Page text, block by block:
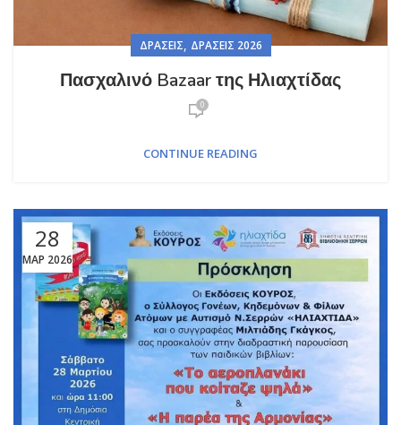
ΔΡΆΣΕΙΣ, ΔΡΆΣΕΙΣ 2026
Πασχαλινό Bazaar της Ηλιαχτίδας
0
CONTINUE READING
28
ΜΑΡ 2026